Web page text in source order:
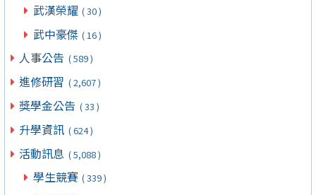
武漢榮耀 ( 30 )
武中豪傑 ( 16 )
人事公告 ( 589 )
進修研習 ( 2,607 )
獎學金公告 ( 33 )
升學資訊 ( 624 )
活動訊息 ( 5,088 )
學生競賽 ( 339 )